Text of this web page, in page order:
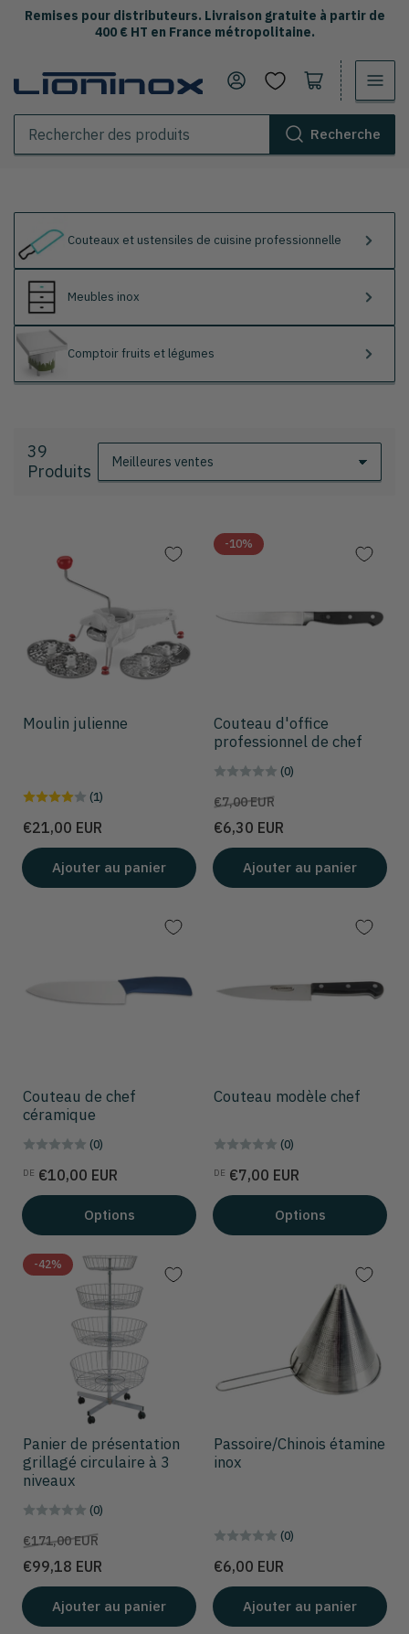
Remises pour distributeurs. Livraison gratuite à partir de
400 € HT en France métropolitaine.
Rechercher
Recherche
Se connecter Ouvrir le panier
Couteaux et ustensiles de cuisine professionnelle
Meubles inox
Comptoir fruits et légumes
r
r
39
Produits
Moulin julienne
(1)
Prix
€21,00 EUR
Ajouter au panier
-10%
Couteau d'office
professionnel de chef
(0)
Prix
€7,00 EUR
de
solde
€6,30 EUR
Ajouter au panier
Couteau de chef
céramique
(0)
Prix
DE €10,00 EUR
Options
Couteau modèle chef
(0)
Prix
DE €7,00 EUR
Options
-42%
Panier de présentation
grillagé circulaire à 3
niveaux
(0)
Prix
€171,00 EUR
de
solde
€99,18 EUR
Ajouter au panier
Passoire/Chinois étamine
inox
(0)
Prix
€6,00 EUR
Ajouter au panier